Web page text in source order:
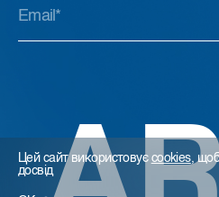
Цей сайт використовує cookies,
досвід